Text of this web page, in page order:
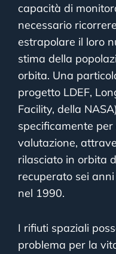
capacità di
necessario
estrapolare il loro
stima della
orbita. Una
progetto LDEF,
Facility, della
specificamente
valutazione,
rilasciato in orbita
recuperato sei
nel 1990.
I rifiuti spaziali
problema per la